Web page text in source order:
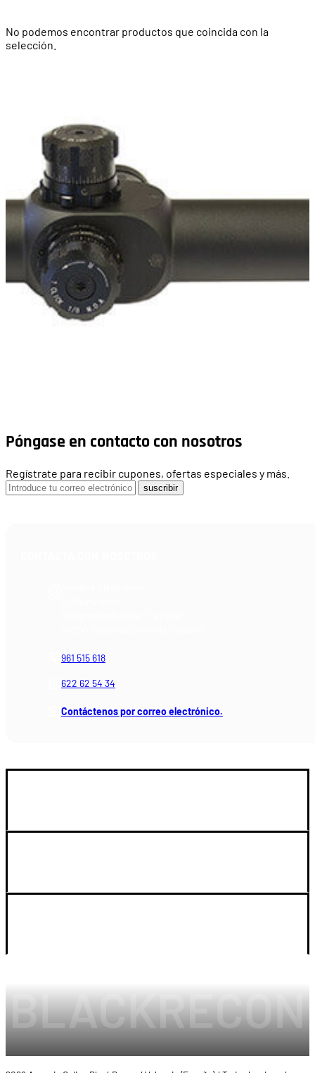
No podemos encontrar productos que coincida con la
selección.
Póngase en contacto con nosotros
Regístrate para recibir cupones, ofertas especiales y más.
suscribir
961 515 618
622 62 54 34
Contáctenos por correo electrónico.